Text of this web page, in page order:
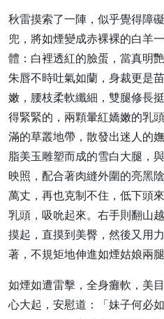
秋雷摸索了一陣，似乎覺得障
兜，將如煙變成赤裸裸的白羊
體：白裡透紅的臉蛋，當真明
朱唇不時吐氣如蘭，身裁更是
嫩，腰枝柔軟纖細，雙腿修長
得緊緊的，兩顆暈紅嬌嫩的乳
滿的草叢地帶，散發出迷人的
脂美玉雕塑而成的雪白大腿，
映照，配合著肉縫外圍的亮黑
萬丈，再也克制不住，低下頭
乳頭，吸吮起來。右手則翻山
摸起，直摸到美臀，然後又用
著，不規矩地伸進如煙姑娘兩腿
如煙如遭雷擊，全身癱軟，美
心大起，安慰道：「妹子何必